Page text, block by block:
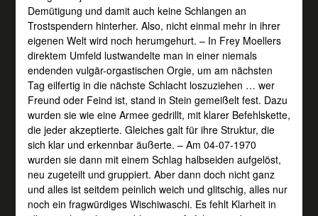
Demütigung und damit auch keine Schlangen an
Trostspendern hinterher. Also, nicht einmal mehr in ihrer
eigenen Welt wird noch herumgehurt. – In Frey Moellers
direktem Umfeld lustwandelte man in einer niemals
endenden vulgär-orgastischen Orgie, um am nächsten
Tag eilfertig in die nächste Schlacht loszuziehen … wer
Freund oder Feind ist, stand in Stein gemeißelt fest. Dazu
wurden sie wie eine Armee gedrillt, mit klarer Befehlskette,
die jeder akzeptierte. Gleiches galt für ihre Struktur, die
sich klar und erkennbar äußerte. – Am 04-07-1970
wurden sie dann mit einem Schlag halbseiden aufgelöst,
neu zugeteilt und gruppiert. Aber dann doch nicht ganz
und alles ist seitdem peinlich weich und glitschig, alles nur
noch ein fragwürdiges Wischiwaschi. Es fehlt Klarheit in